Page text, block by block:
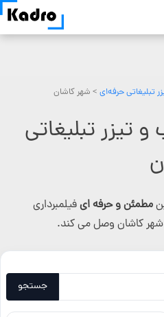
تبلیغاتی حرفه‌ای > شهر کاشان
تیزر تبلیغاتی
مطمئن و حرفه ایفیلمبرداری
شهر کاشان وصل می کند.
جستجو